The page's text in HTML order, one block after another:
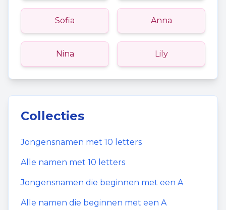
Sofia Anna
Nina Lily
Collecties
Jongensnamen met 10 letters
Alle namen met 10 letters
Jongensnamen die beginnen met een A
Alle namen die beginnen met een A